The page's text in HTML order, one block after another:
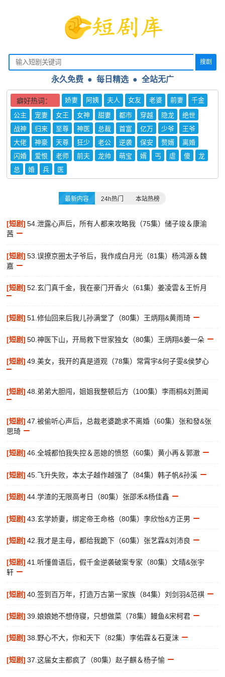
搜剧
永久免费 ● 每日精选● 全站无广
癖好热词： 娇妻 阿姨 夫人 女友 老婆 前妻
千金
公主
宠妻 女王 女神 甜妻 都市 穿越 隐龙
绝世
战神
归来 至尊 神医 总裁 首富 亿万 少爷
王爷
大佬
神豪 天尊 狂少 老公 逆袭 保安 赘婿
离婚
闪婚
爱恨 老师 前夫 龙帅 萌宝 婿 丐 虐 傻
龙
总
婚 兵 医
最新内容 24h热门 本站热榜
[短剧] 54.泄露心声后，所有人都来攻略我（75集）储子竣＆康渝
茜
[短剧] 53.误撩京圈太子爷后，我作成白月光（81集）杨鸿源＆魏
嘉
[短剧] 52.玄门真千金，我在豪门开香火（61集）姜凌雲＆王忻月
[短剧] 51.修仙回来后我儿孙满堂了（80集）王炳翔&黄雨琦
[短剧] 50.神医下山，开局救下世家独女（80集）王炳翔&姜一朵
[短剧] 49.美女，我开的真是道观（78集）常霄宇&何子雯&侯梦心
[短剧] 48.弟弟大胆闯，姐姐我整顿后方（100集）李雨桐&刘萧闻
[短剧] 47.被偷听心声后，总裁老婆跪求不离婚（60集）张和發&张
思琦
[短剧] 46.全城都怕我失控＆恶媳的愤怒（60集）黄小再＆郭澈
[短剧] 45.飞升失败，本太子越作越强了（84集）韩子帆&孙溪
[短剧] 44.学渣的无限高考日（80集）张邵禾&杨佳鑫
[短剧] 43.玄学娇妻，绑定帝王命格（80集）李欣怡&方正男
[短剧] 42.我才是主母，都给我跪下（60集）张艺霖&刘沛良
[短剧] 41.听懂兽语后，假千金逆袭破案专家（80集）文晴&张宇
轩
[短剧] 40.签到百万年，打造万古第一家族（84集）刘剑羽&范祺
[短剧] 39.娘娘她不想侍寝，只想做菜（78集）鳗鱼&宋柯君
[短剧] 38.野心不大，你和天下（82集）李佑霖＆石夏沫
[短剧] 37.这届女主都疯了（80集）赵子麒＆杨子愉